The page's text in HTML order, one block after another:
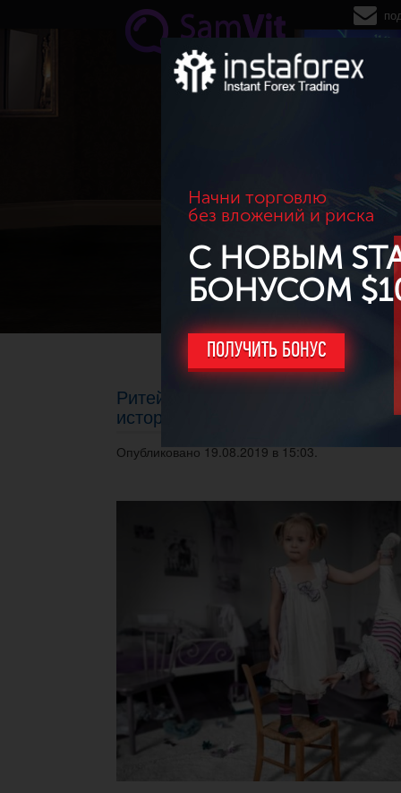
Перейти к основному содержанию
Начни торговлю
без вложений и риска
С НОВЫМ
БОНУСОМ
ПОЛУЧИТЬ БОНУС
Ритейлер JCP продолжает
исторические минимумы
Опубликовано 19.08.2019 в 15:03.